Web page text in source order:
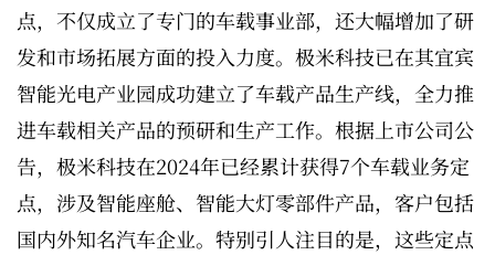
点，不仅成立了专门的车载事业部，还大幅增加了研
发和市场拓展方面的投入力度。极米科技已在其宜宾
智能光电产业园成功建立了车载产品生产线，全力推
进车载相关产品的预研和生产工作。根据上市公司公
告，极米科技在2024年已经累计获得7个车载业务定
点，涉及智能座舱、智能大灯零部件产品，客户包括
国内外知名汽车企业。特别引人注目的是，这些定点